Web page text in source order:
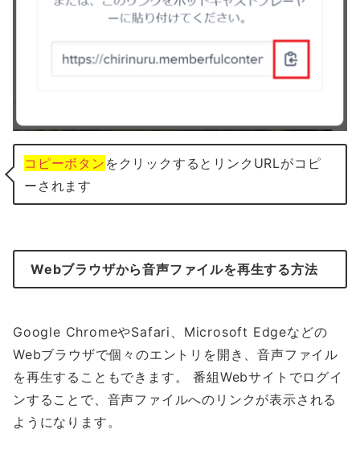
コピーボタン をクリックするとリンクURLがコピ
ーされます
Webブラウザから音声ファイルを再生する方法
Google ChromeやSafari、Microsoft Edgeなどの
Webブラウザで個々のエントリを開き、音声ファイル
を再生することもできます。 番組Webサイトでログイ
ンすることで、音声ファイルへのリンクが表示される
ようになります。